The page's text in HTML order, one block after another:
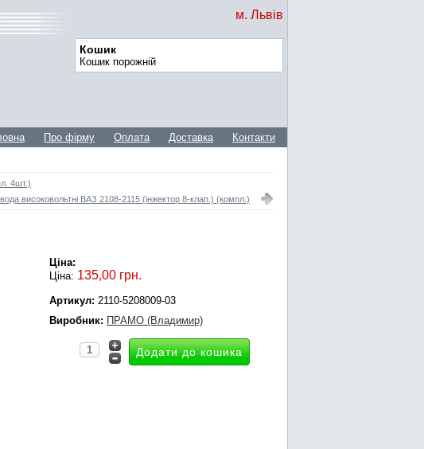
м. Львів
Кошик
Кошик порожній
Про фірму Оплата Доставка Контакти
4шт.)
високовольтні ВАЗ 2108-2115 (інжектор 8-клап.) (компл.)
Ціна:
Ціна: 135,00 грн.
Артикул: 2110-5208009-03
Виробник: ПРАМО (Владимир)